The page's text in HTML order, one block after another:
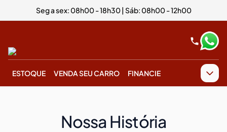
Seg a sex: 08h00 - 18h30 | Sáb: 08h00 - 12h00
ESTOQUE VENDA SEU CARRO FINANCIE
Nossa História